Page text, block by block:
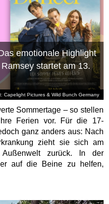
Capelight Pictures & Wild Bunch Germany
emotionale Highlight
startet am 13.
Sommertage – so stellen
Ferien vor. Für die 17-
ganz anders aus: Nach
zieht sie sich am
zurück. In der
auf die Beine zu helfen,